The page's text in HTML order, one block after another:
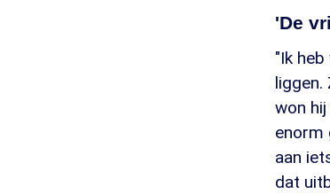
'De
"Ik
liggen.
won
enorm
aan
dat